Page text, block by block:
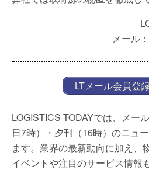
メール
LTメール会員登
LOGISTICS TODAYでは、メー
日7時）・夕刊（16時）のニュ
ます。業界の最新動向に加え、
イベントや注目のサービス情報